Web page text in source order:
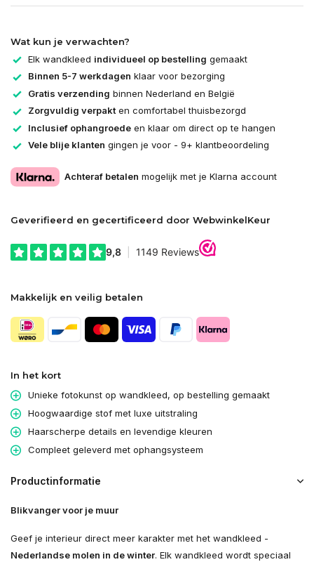
Wat kun je verwachten?
Elk wandkleed individueel op bestelling gemaakt
Binnen 5-7 werkdagen klaar voor bezorging
Gratis verzending binnen Nederland en België
Zorgvuldig verpakten comfortabel thuisbezorgd
Inclusief ophangroede en klaar om direct op te hangen
Vele blije klanten gingen je voor - 9+ klantbeoordeling
Achteraf betalen mogelijk met je Klarna account
Geverifieerd en gecertificeerd door WebwinkelKeur
Makkelijk en veilig betalen
In het kort
Unieke fotokunst op wandkleed, op bestelling gemaakt
Hoogwaardige stof met luxe uitstraling
Haarscherpe details en levendige kleuren
Compleet geleverd met ophangsysteem
Productinformatie
Blikvanger voor je muur
Geef je interieur direct meer karakter met het wandkleed -
Nederlandse molen in de winter. Elk wandkleed wordt speciaal